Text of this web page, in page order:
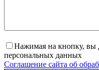
Нажимая на кнопку, вы
персональных данных
Соглашение сайта об